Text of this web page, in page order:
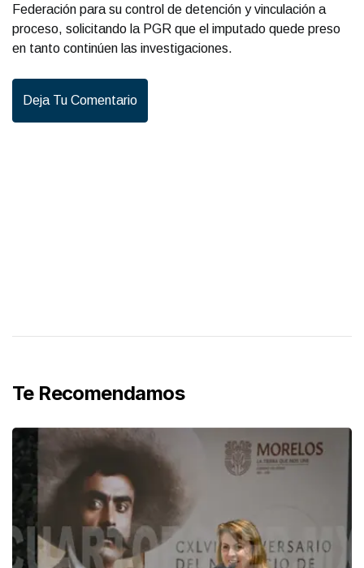
Federación para su control de detención y vinculación a
proceso, solicitando la PGR que el imputado quede preso
en tanto continúen las investigaciones.
Deja Tu Comentario
Te Recomendamos